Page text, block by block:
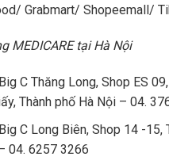
Grabmart/ Shopeemall/
MEDICARE tại Hà Nội
C Thăng Long, Shop ES
Thành phố Hà Nội – 04.
C Long Biên, Shop 14 -15,
04. 6257 3266